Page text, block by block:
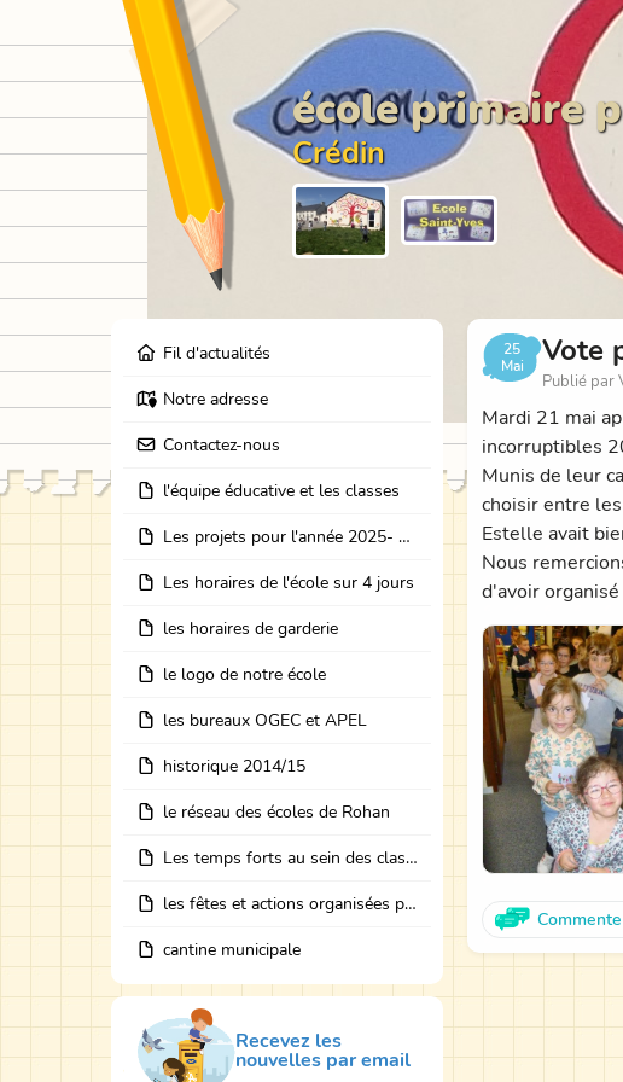
école primaire
Crédin
Fil d'actualités
Notre adresse
Contactez-nous
l'équipe éducative et les classes
Les projets pour l'année 2025- 2026: école dehors, journées partage des classes, et coopération avec les résidents de l'EHPAD
Les horaires de l'école sur 4 jours
les horaires de garderie
le logo de notre école
les bureaux OGEC et APEL
historique 2014/15
le réseau des écoles de Rohan
Les temps forts au sein des classes avec des intervenants
les fêtes et actions organisées par les bureaux
cantine municipale
Recevez les
nouvelles par email
25
Mai
Vote
Publié par
Mardi 21 mai
incorruptibles
Munis de leur
choisir entre
Estelle avait
Nous
d'avoir